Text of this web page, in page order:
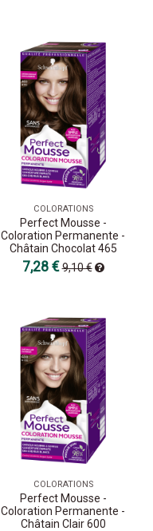
COLORATIONS
Perfect Mousse -
Coloration Permanente -
Châtain Chocolat 465
7,28 €9,10 €
COLORATIONS
Perfect Mousse -
Coloration Permanente -
Châtain Clair 600